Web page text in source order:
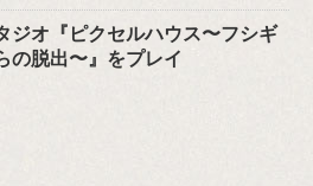
ジオ『ピクセルハウス〜フシギ
の脱出〜』をプレイ